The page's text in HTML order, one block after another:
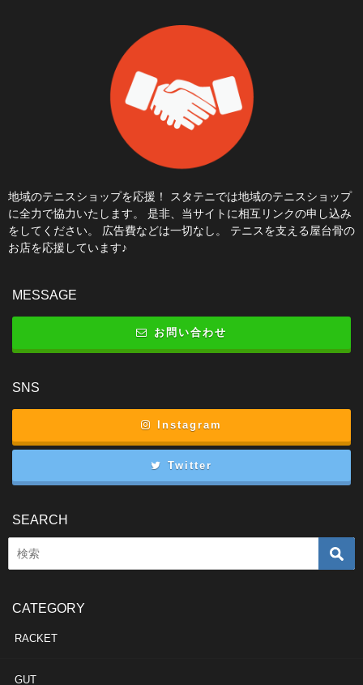
地域のテニスショップを応援！ スタテニでは地域のテニスショップ
に全力で協力いたします。 是非、当サイトに相互リンクの申し込み
をしてください。 広告費などは一切なし。 テニスを支える屋台骨の
お店を応援しています♪
MESSAGE
お問い合わせ
SNS
Instagram
Twitter
SEARCH
CATEGORY
RACKET
GUT